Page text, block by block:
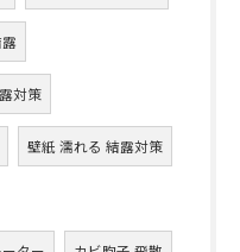
対策
壁紙 濡れる 結露対策